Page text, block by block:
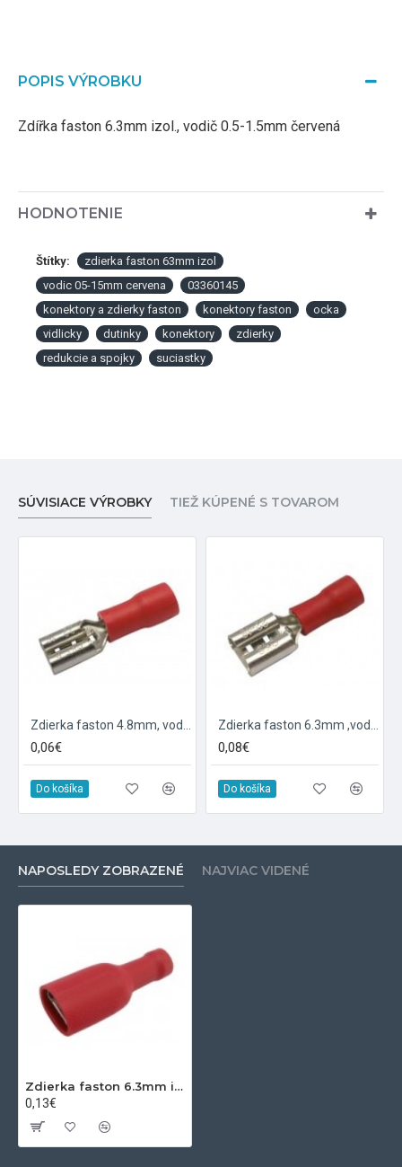
POPIS VÝROBKU
Zdířka faston 6.3mm izol., vodič 0.5-1.5mm červená
HODNOTENIE
Štítky:
zdierka faston 63mm izol
vodic 05-15mm cervena
03360145
konektory a zdierky faston
konektory faston
ocka
vidlicky
dutinky konektory
zdierky
redukcie a spojky
suciastky
SÚVISIACE VÝROBKY TIEŽ KÚPENÉ S TOVAROM
0,06€
Do košíka
0,08€
Do košíka
NAPOSLEDY ZOBRAZENÉ NAJVIAC VIDENÉ
Zdierka faston 6.3mm izol., vodič 0.5-1.5mm červená
0,13€